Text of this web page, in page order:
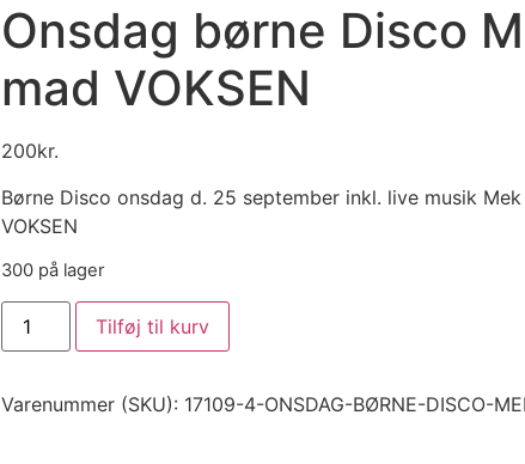
Onsdag børne Disco
mad VOKSEN
200kr.
Børne Disco onsdag d. 25 september inkl. live musik Mek
VOKSEN
300 på lager
Tilføj til kurv
Varenummer (SKU): 17109-4-ONSDAG-BØRNE-DISCO-